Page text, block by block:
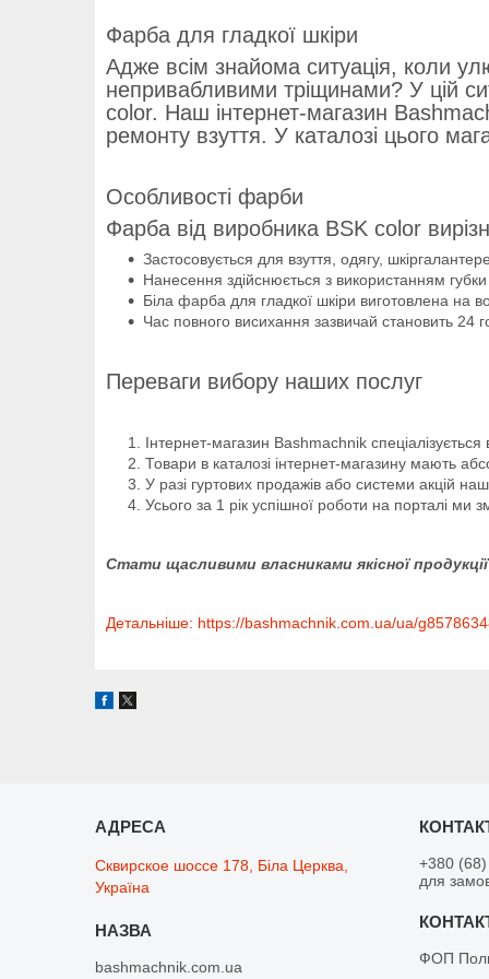
Фарба для гладкої шкіри
Адже всім знайома ситуація, коли
непривабливими тріщинами? У цій
color. Наш інтернет-магазин
ремонту взуття. У каталозі цього
Особливості фарби
Фарба від виробника BSK color
Застосовується для взуття, одягу,
Нанесення здійснюється з використанням
Біла фарба для гладкої шкіри виготовлена на
Час повного висихання зазвичай становить 24
Переваги вибору наших послуг
Інтернет-магазин Bashmachnik
Товари в каталозі інтернет-магазину мають
У разі гуртових продажів або системи акцій
Усього за 1 рік успішної роботи на порталі ми
Стати щасливими власниками якісної
Детальніше: https://bashmachnik.com.ua/ua/
Сквирское шоссе 178, Біла Церква,
Україна
bashmachnik.com.ua
+380
для
ФОП